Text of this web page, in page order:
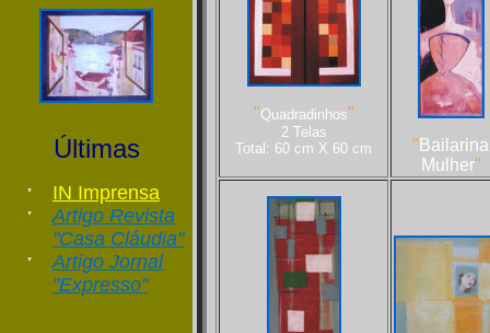
Últimas
IN Imprensa
Artigo Revista
"Casa Cláudia"
Artigo Jornal
"Expresso"
"Quadradinhos"
2 Telas
Total: 60 cm X 60 cm
" Bailarina
Mulher"